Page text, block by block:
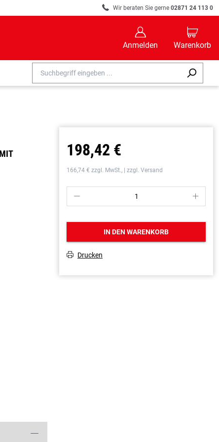
R Wir beraten Sie gerne 02871 24 113 0
B
Anmelden
C
Warenkorb
H
198,42 €
166,74 € zzgl. MwSt., | zzgl. Versand
P S
IN DEN WARENKORB
T Drucken